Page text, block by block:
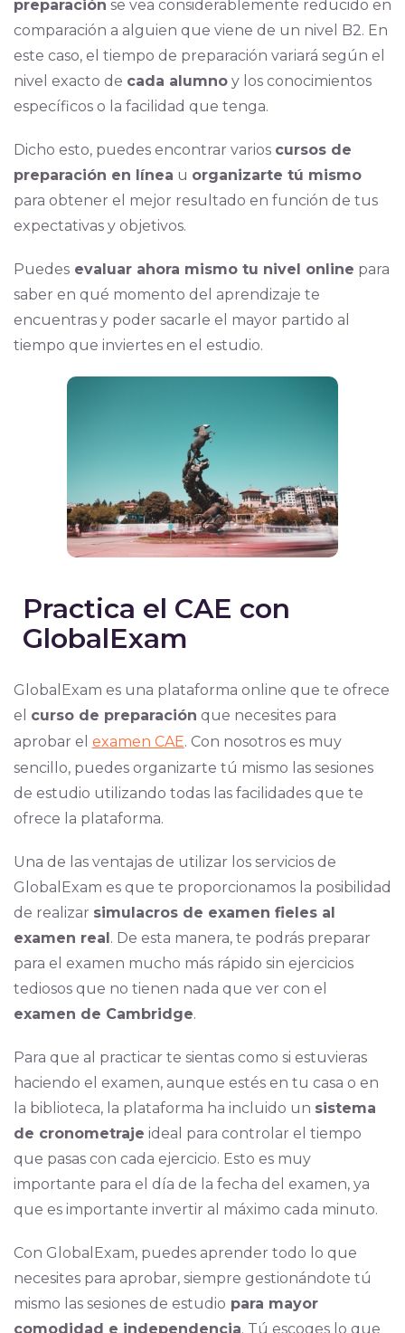
preparación se vea considerablemente reducido en
comparación a alguien que viene de un nivel B2. En
este caso, el tiempo de preparación variará según el
nivel exacto de cada alumnoy los conocimientos
específicos o la facilidad que tenga.
Dicho esto, puedes encontrar varios cursos de
preparación en línea u organizarte tú mismo
para obtener el mejor resultado en función de tus
expectativas y objetivos.
Puedesevaluar ahora mismo tu nivel online para
saber en qué momento del aprendizaje te
encuentras y poder sacarle el mayor partido al
tiempo que inviertes en el estudio.
Practica el CAE con
GlobalExam
GlobalExam es una plataforma online que te ofrece
el curso de preparación que necesites para
aprobar el examen CAE. Con nosotros es muy
sencillo, puedes organizarte tú mismo las sesiones
de estudio utilizando todas las facilidades que te
ofrece la plataforma.
Una de las ventajas de utilizar los servicios de
GlobalExam es que te proporcionamos la posibilidad
de realizar simulacros de examen fieles al
examen real. De esta manera, te podrás preparar
para el examen mucho más rápido sin ejercicios
tediosos que no tienen nada que ver con el
examen de Cambridge.
Para que al practicar te sientas como si estuvieras
haciendo el examen, aunque estés en tu casa o en
la biblioteca, la plataforma ha incluido un sistema
de cronometraje ideal para controlar el tiempo
que pasas con cada ejercicio. Esto es muy
importante para el día de la fecha del examen, ya
que es importante invertir al máximo cada minuto.
Con GlobalExam, puedes aprender todo lo que
necesites para aprobar, siempre gestionándote tú
mismo las sesiones de estudio para mayor
comodidad e independencia. Tú escoges lo que